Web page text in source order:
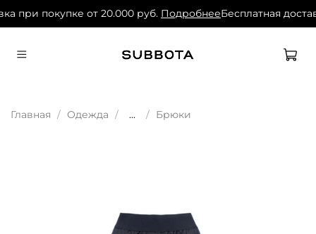
при покупке от 20.000 руб.ПодробнееБесплатная
Главная Одежда ... Брюки